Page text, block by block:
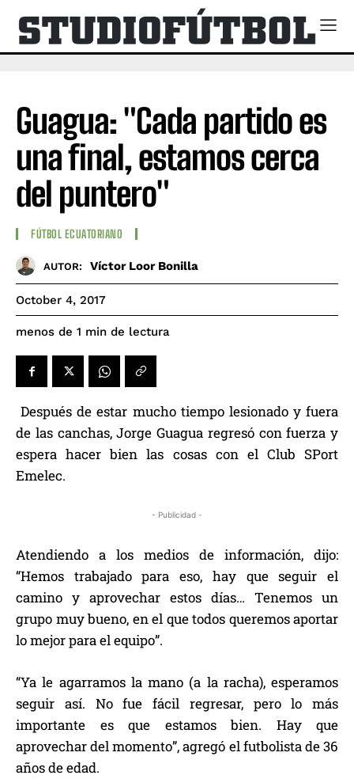
Guagua: "Cada partido es
una final, estamos cerca
del puntero"
FÚTBOL ECUATORIANO
AUTOR: Víctor Loor Bonilla
October 4, 2017
menos de 1 min de lectura
Después de estar mucho tiempo lesionado y fuera
de las canchas, Jorge Guagua regresó con fuerza y
espera hacer bien las cosas con el Club SPort
Emelec.
- Publicidad -
Atendiendo a los medios de información, dijo:
“Hemos trabajado para eso, hay que seguir el
camino y aprovechar estos días… Tenemos un
grupo muy bueno, en el que todos queremos aportar
lo mejor para el equipo”.
“Ya le agarramos la mano (a la racha), esperamos
seguir así. No fue fácil regresar, pero lo más
importante es que estamos bien. Hay que
aprovechar del momento”, agregó el futbolista de 36
años de edad.